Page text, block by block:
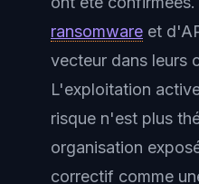
ransomware et
vecteur dans leurs
L'exploitation
risque n'est plus
organisation
correctif comme